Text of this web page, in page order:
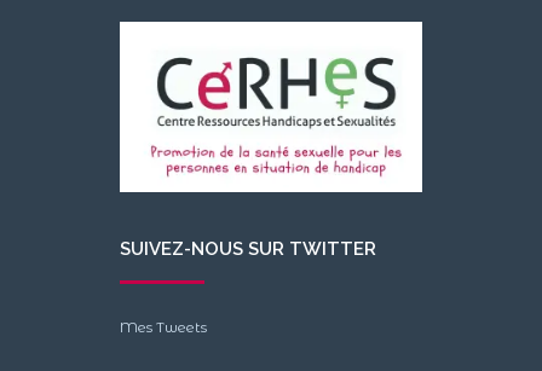
SUIVEZ-NOUS SUR TWITTER
Mes Tweets